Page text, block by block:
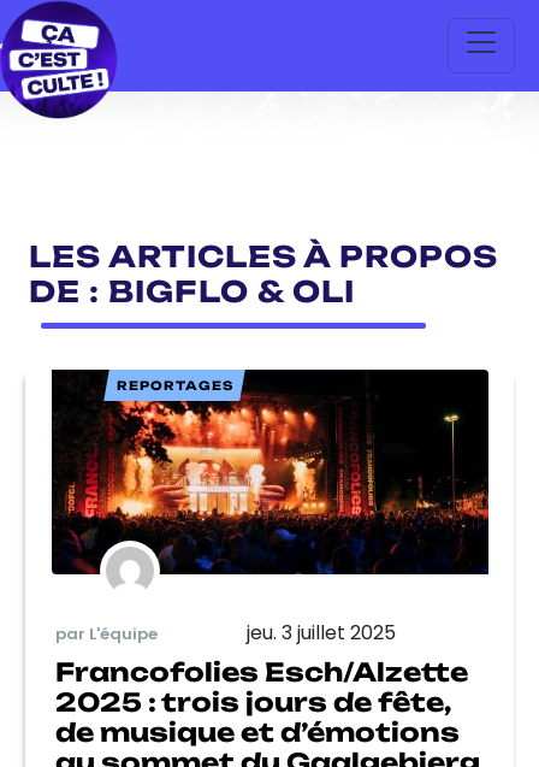
LES ARTICLES À PROPOS
DE : BIGFLO & OLI
REPORTAGES
par L'équipe jeu. 3 juillet 2025
Francofolies Esch/Alzette
2025 : trois jours de fête,
de musique et d’émotions